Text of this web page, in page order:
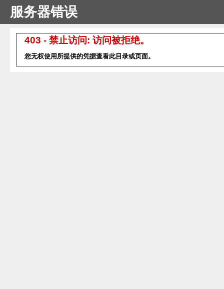
服务器错误
403 - 禁止访问: 访问被拒绝。
您无权使用所提供的凭据查看此目录或页面。